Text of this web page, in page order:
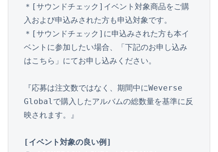
＊[サウンドチェック]イベント対象商品をご購
入および申込みされた方も申込対象です。
＊[サウンドチェック]に申込みされた方も本イ
ベントに参加したい場合、「下記のお申し込み
はこちら」にてお申し込みください。
『応募は注文数ではなく、期間中にWeverse
Globalで購入したアルバムの総数量を基準に反
映されます。』
[イベント対象の良い例]